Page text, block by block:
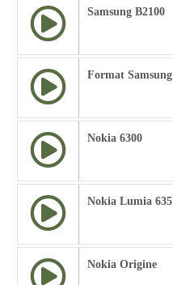
Samsung B2100
Format Samsung
Nokia 6300
Nokia Lumia 635
Nokia Origine